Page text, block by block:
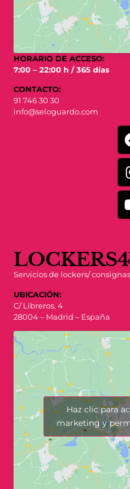
HORARIO DE ACCESO:
7:00 – 22:00 h / 365 días
CONTACTO:
91 746 30 30
info@seloguardo.com
Servicios de lockers/
UBICACIÓN:
C/ Libreros, 4
28004 – Madrid – España
Haz clic para
marketing y